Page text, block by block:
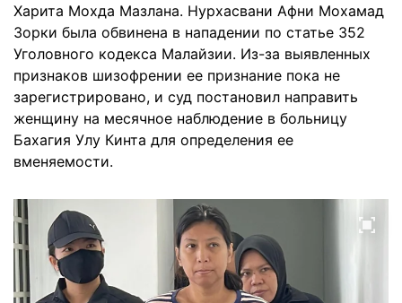
Харита Мохда Мазлана. Нурхасвани Афни Мохамад
Зорки была обвинена в нападении по статье 352
Уголовного кодекса Малайзии. Из-за выявленных
признаков шизофрении ее признание пока не
зарегистрировано, и суд постановил направить
женщину на месячное наблюдение в больницу
Бахагия Улу Кинта для определения ее
вменяемости.